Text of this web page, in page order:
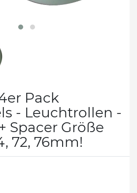
Pack
- Leuchtrollen -
Spacer Größe
72, 76mm!